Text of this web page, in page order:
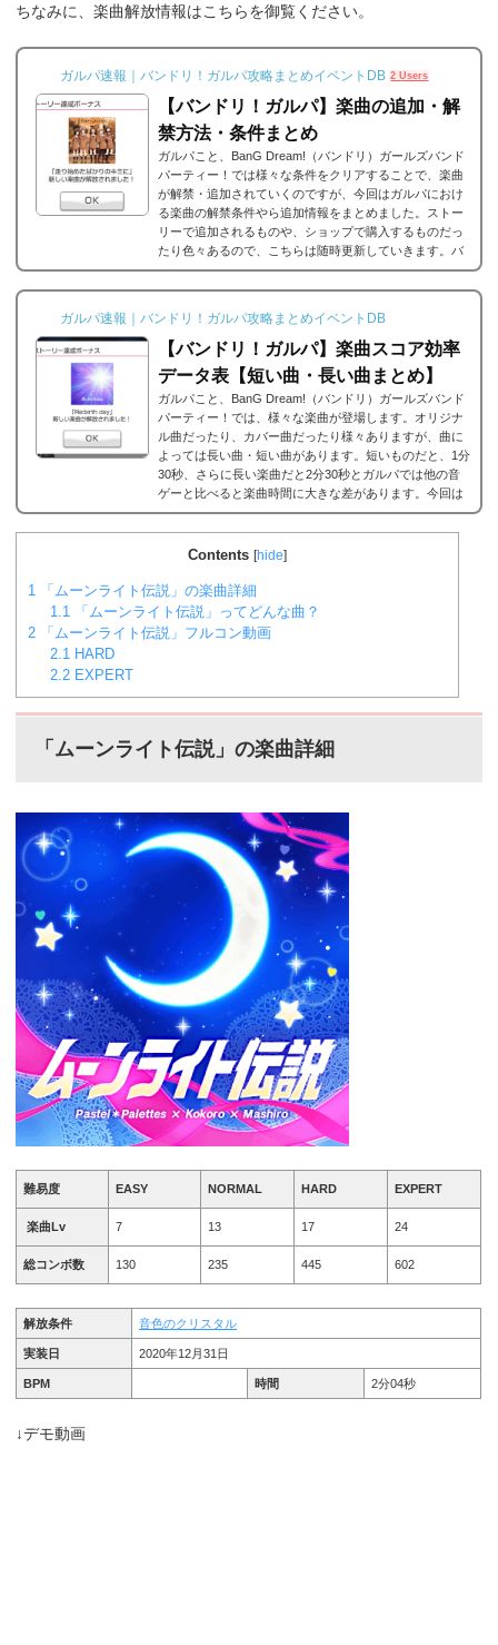
ちなみに、楽曲解放情報はこちらを御覧ください。
ガルパ速報｜バンドリ！ガルパ攻略まとめイベントDB 2 Users
【バンドリ！ガルパ】楽曲の追加・解
禁方法・条件まとめ
ガルパこと、BanG Dream!（バンドリ）ガールズバンド
パーティー！では様々な条件をクリアすることで、楽曲
が解禁・追加されていくのですが、今回はガルパにおけ
る楽曲の解禁条件やら追加情報をまとめました。ストー
リーで追加されるものや、ショップで購入するものだっ
たり色々あるので、こちらは随時更新していきます。バ
ンドリ/ガルパの楽曲の追加・解禁方法一覧それでは、バ
ンドリ/ガルパに於ける楽曲の追加・解禁方法一覧です。
り、いろいろな条件があると思うのですが、それぞれ...
ガルパ速報｜バンドリ！ガルパ攻略まとめイベントDB
【バンドリ！ガルパ】楽曲スコア効率
データ表【短い曲・長い曲まとめ】
ガルパこと、BanG Dream!（バンドリ）ガールズバンド
パーティー！では、様々な楽曲が登場します。オリジナ
ル曲だったり、カバー曲だったり様々ありますが、曲に
よっては長い曲・短い曲があります。短いものだと、1分
30秒、さらに長い楽曲だと2分30秒とガルパでは他の音
ゲーと比べると楽曲時間に大きな差があります。今回は
ガルパに登場する楽曲の長い曲、短い曲のまとめや、イ
ベント周回におすすめの楽曲などをまとめました。楽曲
別スコア効率表(協力ライブ) ↓別タブで見る場合はこち
Contents [hide]
1 「ムーンライト伝説」の楽曲詳細
1.1 「ムーンライト伝説」ってどんな曲？
2 「ムーンライト伝説」フルコン動画
2.1 HARD
2.2 EXPERT
「ムーンライト伝説」の楽曲詳細
難易度 EASY NORMAL HARD EXPERT
楽曲Lv 7 13 17 24
総コンボ数 130 235 445 602
解放条件 音色のクリスタル
実装日 2020年12月31日
BPM 時間 2分04秒
↓デモ動画